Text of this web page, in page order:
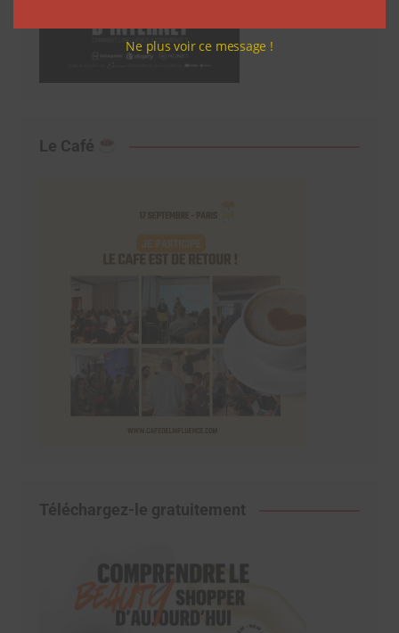
Le Café
Téléchargez-le gratuitement
Ne plus voir ce message !